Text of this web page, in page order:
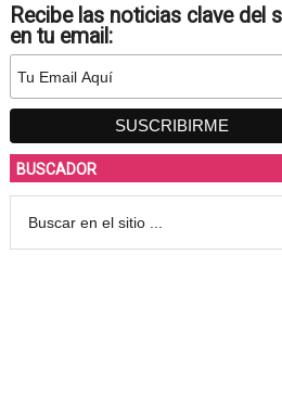
Recibe las noticias clave del
en tu email:
BUSCADOR